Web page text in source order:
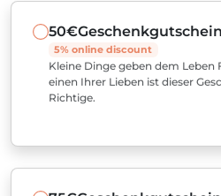
50€Geschenkgutschein
5% online discount
Kleine Dinge geben dem Leben
einen Ihrer Lieben ist dieser
Richtige.